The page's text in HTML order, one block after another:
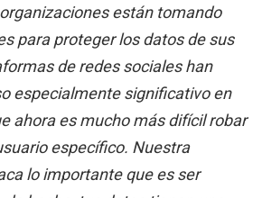
están tomando
para proteger los datos de sus
de redes sociales han
especialmente significativo en
ahora es mucho más difícil robar
específico. Nuestra
lo importante que es ser